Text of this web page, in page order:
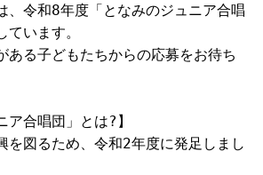
、令和8年度「となみのジュニア合唱
います。
ある子どもたちからの応募をお待ち
ア合唱団」とは?】
を図るため、令和2年度に発足しまし